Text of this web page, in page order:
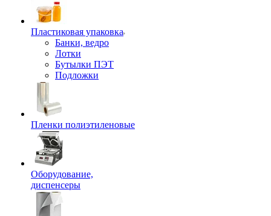
Пластиковая упаковка
Банки, ведро
Лотки
Бутылки ПЭТ
Подложки
Пленки полиэтиленовые
Оборудование,
диспенсеры